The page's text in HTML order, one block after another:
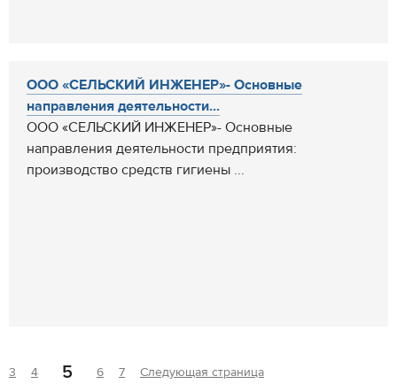
ООО «СЕЛЬСКИЙ ИНЖЕНЕР»- Основные
направления деятельности...
ООО «СЕЛЬСКИЙ ИНЖЕНЕР»- Основные
направления деятельности предприятия:
производство средств гигиены ...
3 4 5 6 7 Следующая страница